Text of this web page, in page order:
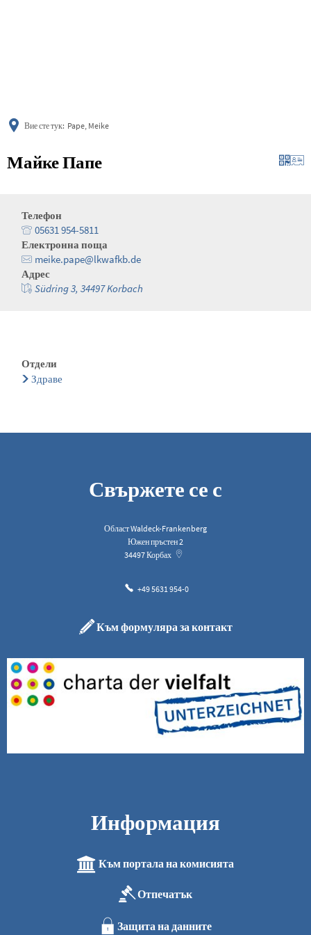
Вие сте тук: Pape, Meike
Майке Папе
Телефон
05631 954-5811
Електронна поща
meike.pape@lkwafkb.de
Адрес
Südring 3, 34497 Korbach
Отдели
Здраве
Свържете се с
Област Waldeck-Frankenberg
Южен пръстен 2
34497Корбах
+49 5631 954-0
Към формуляра за контакт
Информация
Към портала на комисията
Отпечатък
Защита на данните